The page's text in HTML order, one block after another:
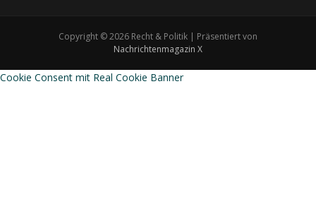
Copyright © 2026 Recht & Politik | Präsentiert von
Nachrichtenmagazin X
Cookie Consent mit Real Cookie Banner